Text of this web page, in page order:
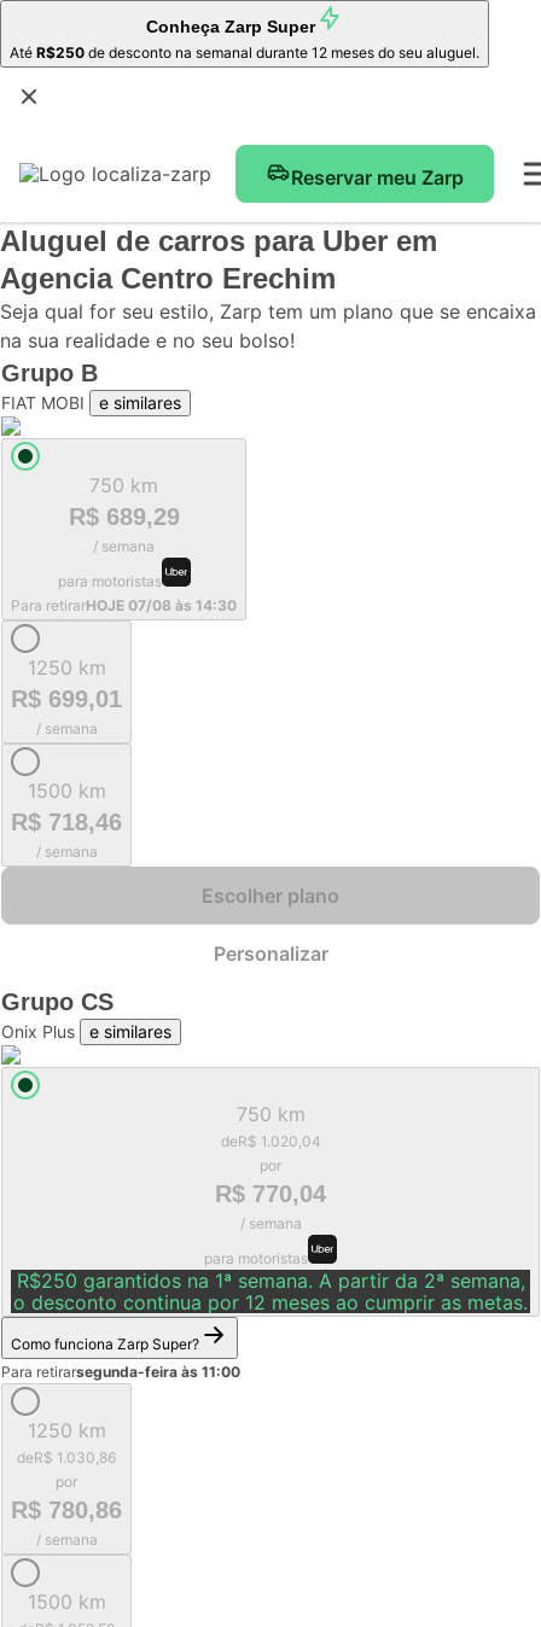
Conheça Zarp Super
Até R$250 de desconto na semanal durante 12 meses do seu aluguel.
Reservar meu Zarp
Aluguel de carros para Uber em
Agencia Centro Erechim
Seja qual for seu estilo, Zarp tem um plano que se encaixa
na sua realidade e no seu bolso!
Grupo B
FIAT MOBI e similares
750 km
R$ 689,29
/ semana
para motoristas
Para retirarHOJE 07/08 às 14:30
1250 km
R$ 699,01
/ semana
1500 km
R$ 718,46
/ semana
Escolher plano
Personalizar
Grupo CS
Onix Plus e similares
750 km
deR$ 1.020,04
por
R$ 770,04
/ semana
para motoristas
R$250 garantidos na 1ª semana. A partir da 2ª semana,
o desconto continua por 12 meses ao cumprir as metas.
Como funciona Zarp Super?
Para retirarsegunda-feira às 11:00
1250 km
deR$ 1.030,86
por
R$ 780,86
/ semana
1500 km